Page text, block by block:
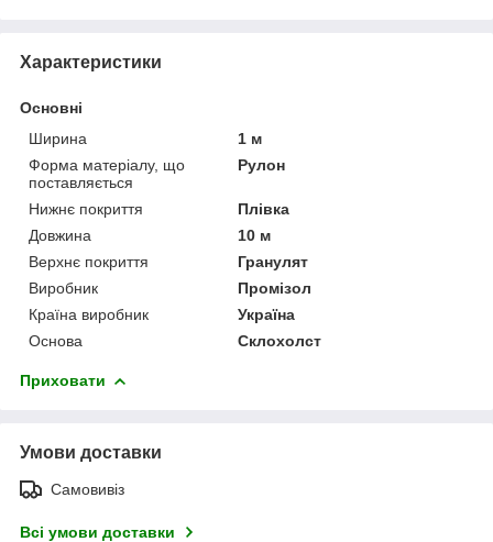
Характеристики
Основні
Ширина
1 м
Форма матеріалу, що
поставляється
Рулон
Нижнє покриття
Плівка
Довжина
10 м
Верхнє покриття
Гранулят
Виробник
Промізол
Країна виробник
Україна
Основа
Склохолст
Приховати
Умови доставки
Самовивіз
Всі умови доставки